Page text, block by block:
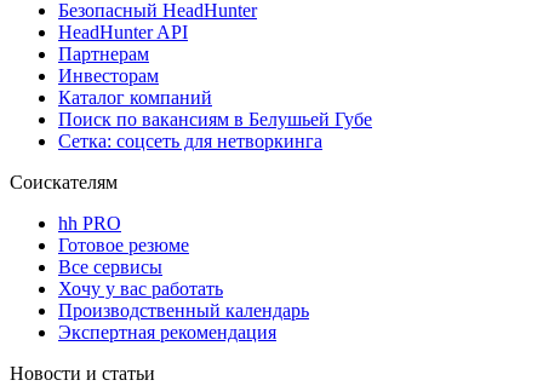
Безопасный HeadHunter
HeadHunter API
Партнерам
Инвесторам
Каталог компаний
Поиск по вакансиям в Белушьей Губе
Сетка: соцсеть для нетворкинга
Соискателям
hh PRO
Готовое резюме
Все сервисы
Хочу у вас работать
Производственный календарь
Экспертная рекомендация
Новости и статьи